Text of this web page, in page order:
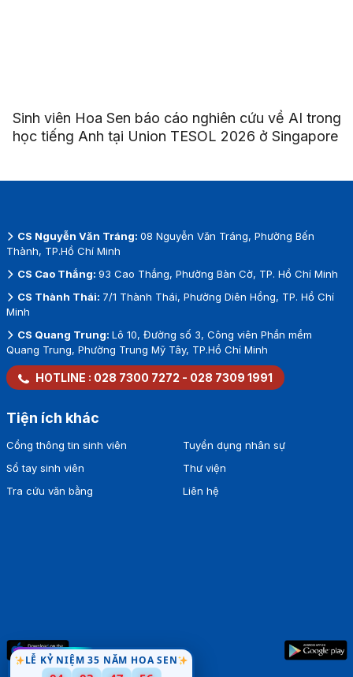
LỄ KỶ NIỆM 35 NĂM HOA SEN
Sinh viên Hoa Sen báo cáo nghiên cứu về AI trong
học tiếng Anh tại Union TESOL 2026 ở Singapore
CS Nguyễn Văn Tráng: 08 Nguyễn Văn Tráng, Phường Bến
Thành, TP.Hồ Chí Minh
CS Cao Thắng: 93 Cao Thắng, Phường Bàn Cờ, TP. Hồ Chí Minh
CS Thành Thái: 7/1 Thành Thái, Phường Diên Hồng, TP. Hồ Chí
Minh
CS Quang Trung: Lô 10, Đường số 3, Công viên Phần mềm
Quang Trung, Phường Trung Mỹ Tây, TP.Hồ Chí Minh
HOTLINE : 028 7300 7272 - 028 7309 1991
Tiện ích khác
Cổng thông tin sinh viên
Sổ tay sinh viên
Tra cứu văn bằng
Tuyển dụng nhân sự
Thư viện
Liên hệ